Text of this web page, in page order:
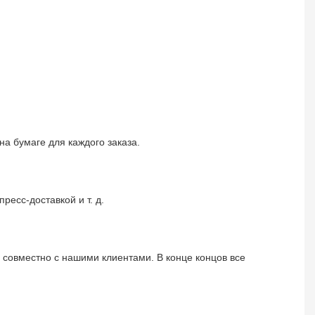
бумаге для каждого заказа.
доставкой и т. д.
с нашими клиентами. В конце концов все